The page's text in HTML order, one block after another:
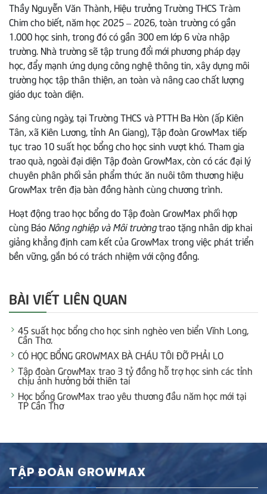
Thầy Nguyễn Văn Thành, Hiệu trưởng Trường THCS Tràm
Chim cho biết, năm học 2025 – 2026, toàn trường có gần
1.000 học sinh, trong đó có gần 300 em lớp 6 vừa nhập
trường. Nhà trường sẽ tập trung đổi mới phương pháp dạy
học, đẩy mạnh ứng dụng công nghệ thông tin, xây dựng môi
trường học tập thân thiện, an toàn và nâng cao chất lượng
giáo dục toàn diện.
Sáng cùng ngày, tại Trường THCS và PTTH Ba Hòn (ấp Kiên
Tân, xã Kiên Lương, tỉnh An Giang), Tập đoàn GrowMax tiếp
tục trao 10 suất học bổng cho học sinh vượt khó. Tham gia
trao quà, ngoài đại diện Tập đoàn GrowMax, còn có các đại lý
chuyên phân phối sản phẩm thức ăn nuôi tôm thương hiệu
GrowMax trên địa bàn đồng hành cùng chương trình.
Hoạt động trao học bổng do Tập đoàn GrowMax phối hợp
cùng Báo Nông nghiệp và Môi trườngtrao tặng nhân dịp khai
giảng khẳng định cam kết của GrowMax trong việc phát triển
bền vững, gắn bó có trách nhiệm với cộng đồng.
BÀI VIẾT LIÊN QUAN
45 suất học bổng cho học sinh nghèo ven biển Vĩnh Long,
Cần Thơ.
CÓ HỌC BỔNG GROWMAX BÀ CHÁU TÔI ĐỠ PHẢI LO
Tập đoàn GrowMax trao 3 tỷ đồng hỗ trợ học sinh các tỉnh
chịu ảnh hưởng bởi thiên tai
Học bổng GrowMax trao yêu thương đầu năm học mới tại
TP Cần Thơ
TẬP ĐOÀN GROWMAX